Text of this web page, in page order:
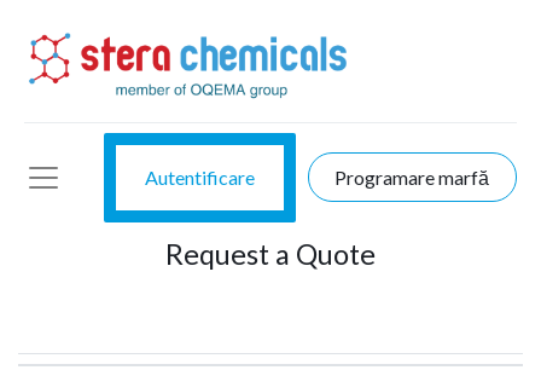
Autentificare Programare marfă
Request a Quote